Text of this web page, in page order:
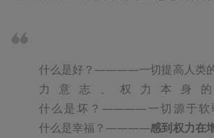
什么是好？————一切提高人类
力意志、权力本身的
什么是坏？————一切源于软
什么是幸福？————感到权力在